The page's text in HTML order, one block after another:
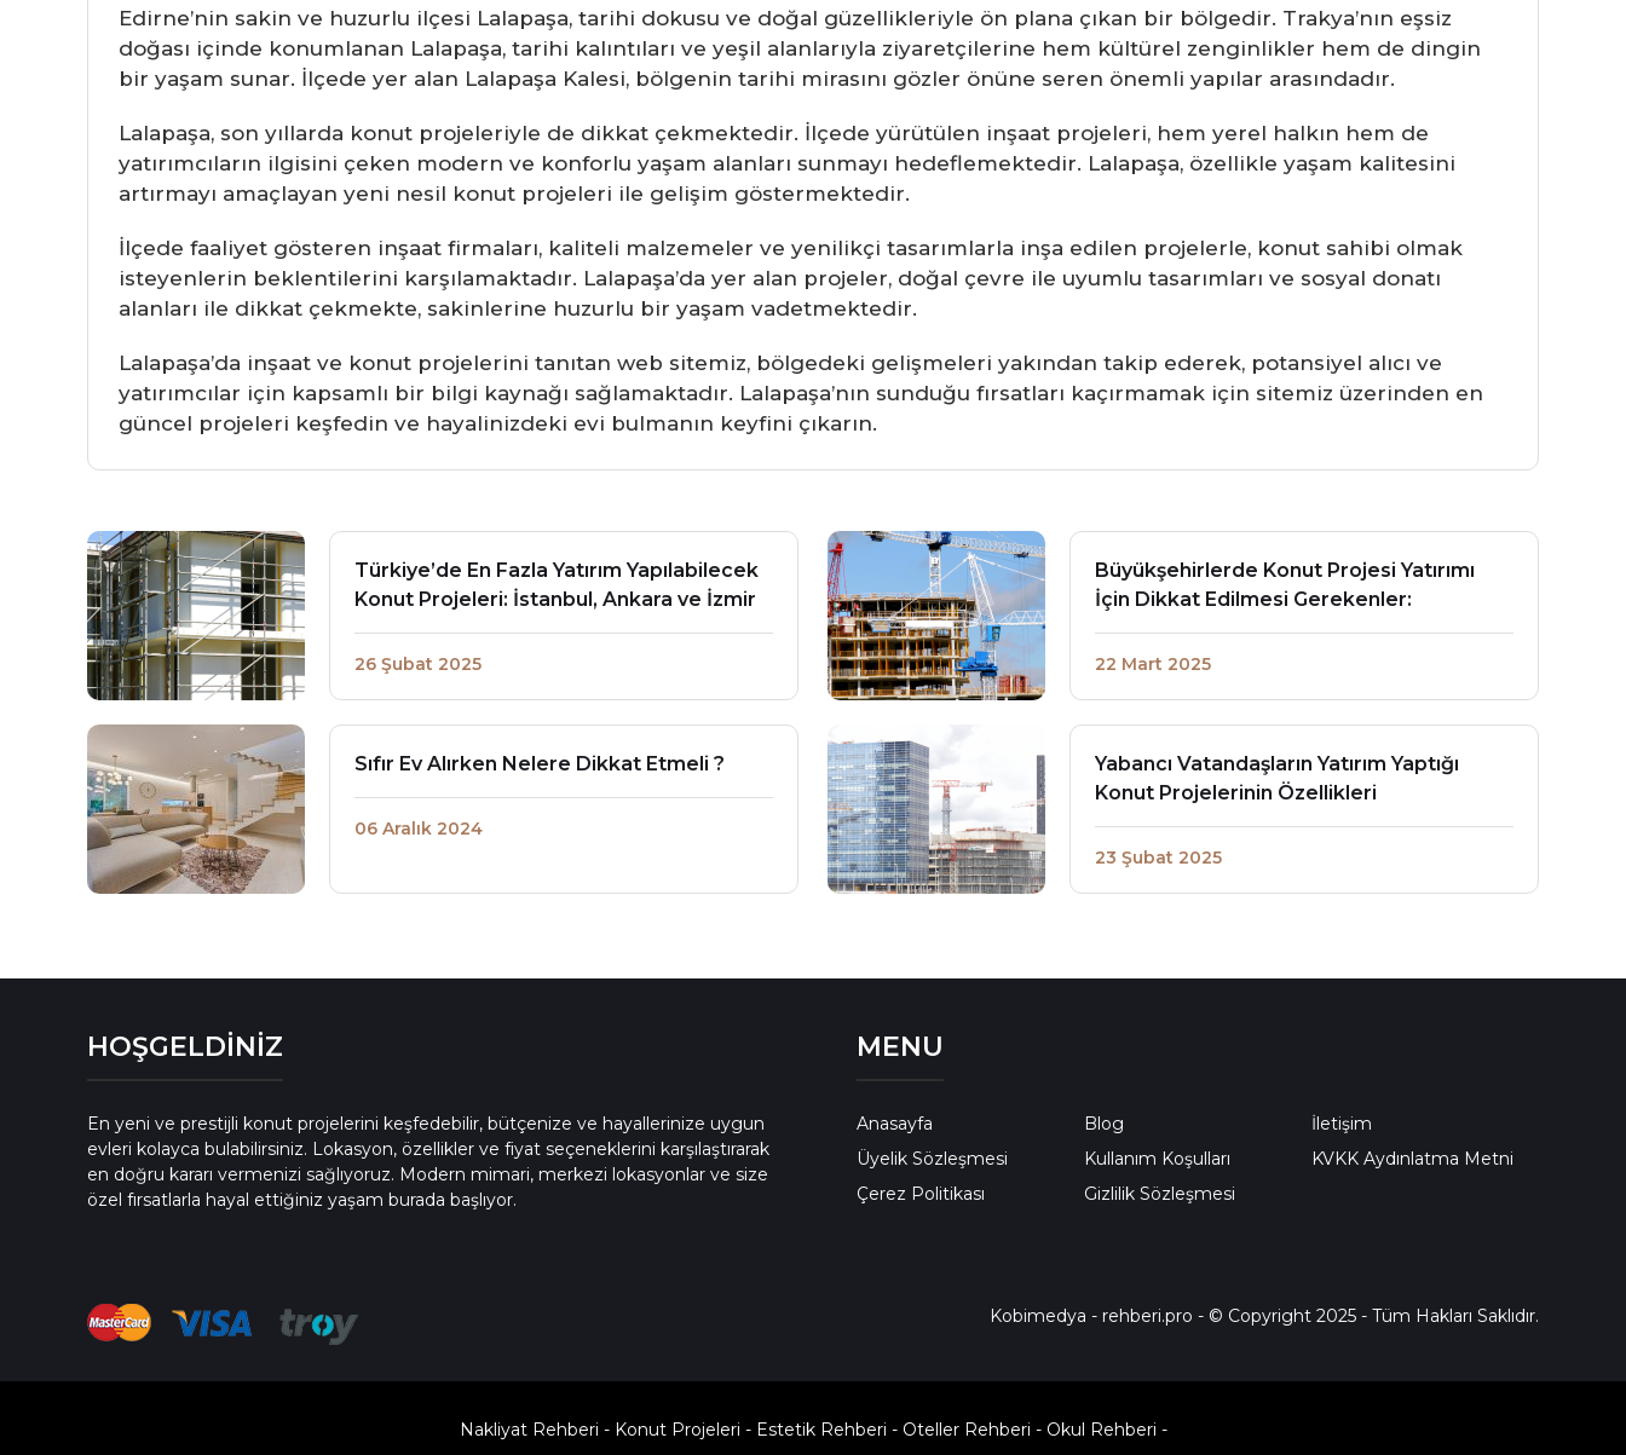
Edirne’nin sakin ve huzurlu ilçesi Lalapaşa, tarihi dokusu ve doğal güzellikleriyle ön plana çıkan bir bölgedir. Trakya’nın eşsiz
doğası içinde konumlanan Lalapaşa, tarihi kalıntıları ve yeşil alanlarıyla ziyaretçilerine hem kültürel zenginlikler hem de dingin
bir yaşam sunar. İlçede yer alan Lalapaşa Kalesi, bölgenin tarihi mirasını gözler önüne seren önemli yapılar arasındadır.
Lalapaşa, son yıllarda konut projeleriyle de dikkat çekmektedir. İlçede yürütülen inşaat projeleri, hem yerel halkın hem de
yatırımcıların ilgisini çeken modern ve konforlu yaşam alanları sunmayı hedeflemektedir. Lalapaşa, özellikle yaşam kalitesini
artırmayı amaçlayan yeni nesil konut projeleri ile gelişim göstermektedir.
İlçede faaliyet gösteren inşaat firmaları, kaliteli malzemeler ve yenilikçi tasarımlarla inşa edilen projelerle, konut sahibi olmak
isteyenlerin beklentilerini karşılamaktadır. Lalapaşa’da yer alan projeler, doğal çevre ile uyumlu tasarımları ve sosyal donatı
alanları ile dikkat çekmekte, sakinlerine huzurlu bir yaşam vadetmektedir.
Lalapaşa’da inşaat ve konut projelerini tanıtan web sitemiz, bölgedeki gelişmeleri yakından takip ederek, potansiyel alıcı ve
yatırımcılar için kapsamlı bir bilgi kaynağı sağlamaktadır. Lalapaşa’nın sunduğu fırsatları kaçırmamak için sitemiz üzerinden en
güncel projeleri keşfedin ve hayalinizdeki evi bulmanın keyfini çıkarın.
Türkiye’de En Fazla Yatırım Yapılabilecek
Konut Projeleri: İstanbul, Ankara ve İzmir
26 Şubat 2025
Büyükşehirlerde Konut Projesi Yatırımı
İçin Dikkat Edilmesi Gerekenler:
22 Mart 2025
Sıfır Ev Alırken Nelere Dikkat Etmeli ?
06 Aralık 2024
Yabancı Vatandaşların Yatırım Yaptığı
Konut Projelerinin Özellikleri
23 Şubat 2025
HOŞGELDİNİZ
En yeni ve prestijli konut projelerini keşfedebilir, bütçenize ve hayallerinize uygun
evleri kolayca bulabilirsiniz. Lokasyon, özellikler ve fiyat seçeneklerini karşılaştırarak
en doğru kararı vermenizi sağlıyoruz. Modern mimari, merkezi lokasyonlar ve size
özel fırsatlarla hayal ettiğiniz yaşam burada başlıyor.
MENU
Anasayfa Blog
İletişim
Üyelik Sözleşmesi
Kullanım Koşulları
KVKK Aydınlatma Metni
Çerez Politikası
Gizlilik Sözleşmesi
Kobimedya - rehberi.pro - © Copyright 2025 - Tüm Hakları Saklıdır.
Nakliyat Rehberi - Konut Projeleri - Estetik Rehberi - Oteller Rehberi - Okul Rehberi -